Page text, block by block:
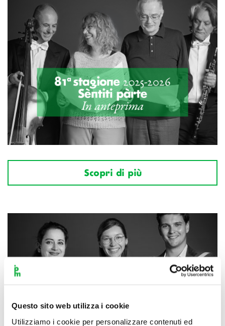
Questo sito web utilizza i cookie
Utilizziamo i cookie per personalizzare contenuti ed
Scopri di più